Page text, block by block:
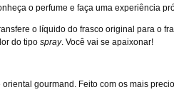
o perfume e faça uma experiência
o líquido do frasco original para o
do tipo spray. Você vai se apaixonar!
oriental gourmand. Feito com os mais